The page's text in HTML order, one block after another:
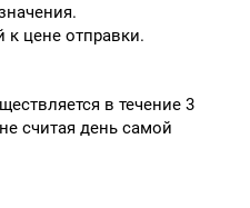
к цене отправки.
в течение 3
считая день самой